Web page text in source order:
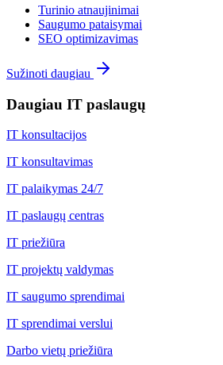
Turinio atnaujinimai
Saugumo pataisymai
SEO optimizavimas
Sužinoti daugiau
Daugiau IT paslaugų
IT konsultacijos
IT konsultavimas
IT palaikymas 24/7
IT paslaugų centras
IT priežiūra
IT projektų valdymas
IT saugumo sprendimai
IT sprendimai verslui
Darbo vietų priežiūra